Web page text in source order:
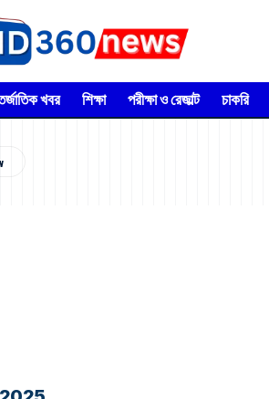
খবর শিক্ষা পরীক্ষা ও রেজাল্ট চাকরি